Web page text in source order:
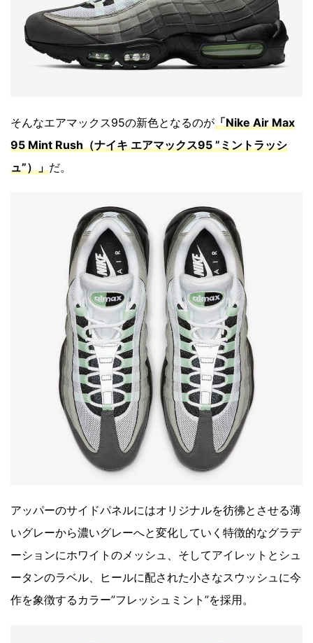
そんなエアマックス95の新色となるのが「Nike Air Max
95 Mint Rush（ナイキ エアマックス95 ”ミントラッシ
ュ”）」だ。
アッパーのサイドパネルにはオリジナルを彷彿とさせる薄
いグレーから濃いグレーへと変化していく特徴的なグラデ
ーションにホワイトのメッシュ、そしてアイレットとシュ
ータンのラベル、ヒールに配された小さなスウッシュに今
作を象徴するカラー”フレッシュミント”を採用。